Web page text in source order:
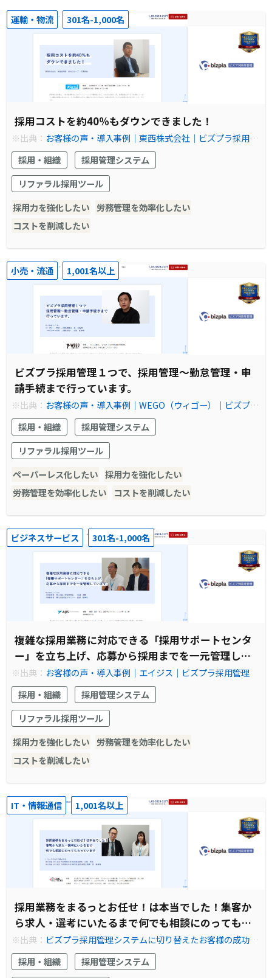
運輸・物流 301名-1,000名
採用コストを約40％もダウンできました！
※出典： お客様の声・導入事例│東西株式会社│ビズプラ採用管
理
採用・組織
採用管理システム
リファラル採用ツール
採用力を強化したい
労務管理を効率化したい
コストを削減したい
小売・流通 1,001名以上
ビズプラ採用管理１つで、採用管理～勤怠管理・申
請手続まで行っています。
※出典： お客様の声・導入事例│WEGO（ウィゴー）│ビズプラ
採用管理
採用・組織
採用管理システム
リファラル採用ツール
ペーパーレス化したい 採用力を強化したい
労務管理を効率化したい
コストを削減したい
ビジネスサービス 301名-1,000名
複雑な採用業務に対応できる「採用サポートセンタ
ー」を立ち上げ、応募から採用までを一元管理して
います。
※出典： お客様の声・導入事例│エイジス│ビズプラ採用管理
採用・組織
採用管理システム
リファラル採用ツール
採用力を強化したい
労務管理を効率化したい
コストを削減したい
IT・情報通信 1,001名以上
採用業務をまるっとお任せ！は本当でした！集客か
ら求人・選考にいたるまで何でも相談にのってもら
っています
※出典： ビズプラ採用管理システムに切り替えたお客様の成功事
例│トランスコスモス
採用・組織
採用管理システム